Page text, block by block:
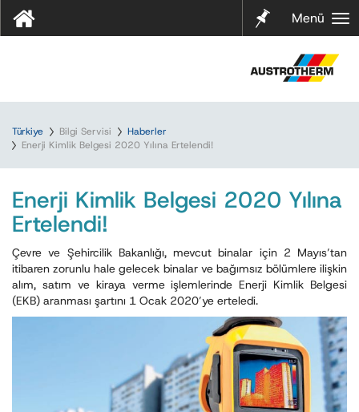
Notları
Menü
Türkiye Bilgi Servisi
Haberler
Enerji Kimlik Belgesi 2020 Yılına Ertelendi!
Enerji Kimlik Belgesi 2020 Yılına
Ertelendi!
Çevre ve Şehircilik Bakanlığı, mevcut binalar için 2 Mayıs’tan
itibaren zorunlu hale gelecek binalar ve bağımsız bölümlere ilişkin
alım, satım ve kiraya verme işlemlerinde Enerji Kimlik Belgesi
(EKB) aranması şartını 1 Ocak 2020’ye erteledi.